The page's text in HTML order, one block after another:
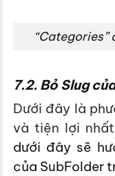
“Categories”
7.2. Bỏ Slug
Dưới đây là
và tiện lợi
dưới đây sẽ
của SubFolder